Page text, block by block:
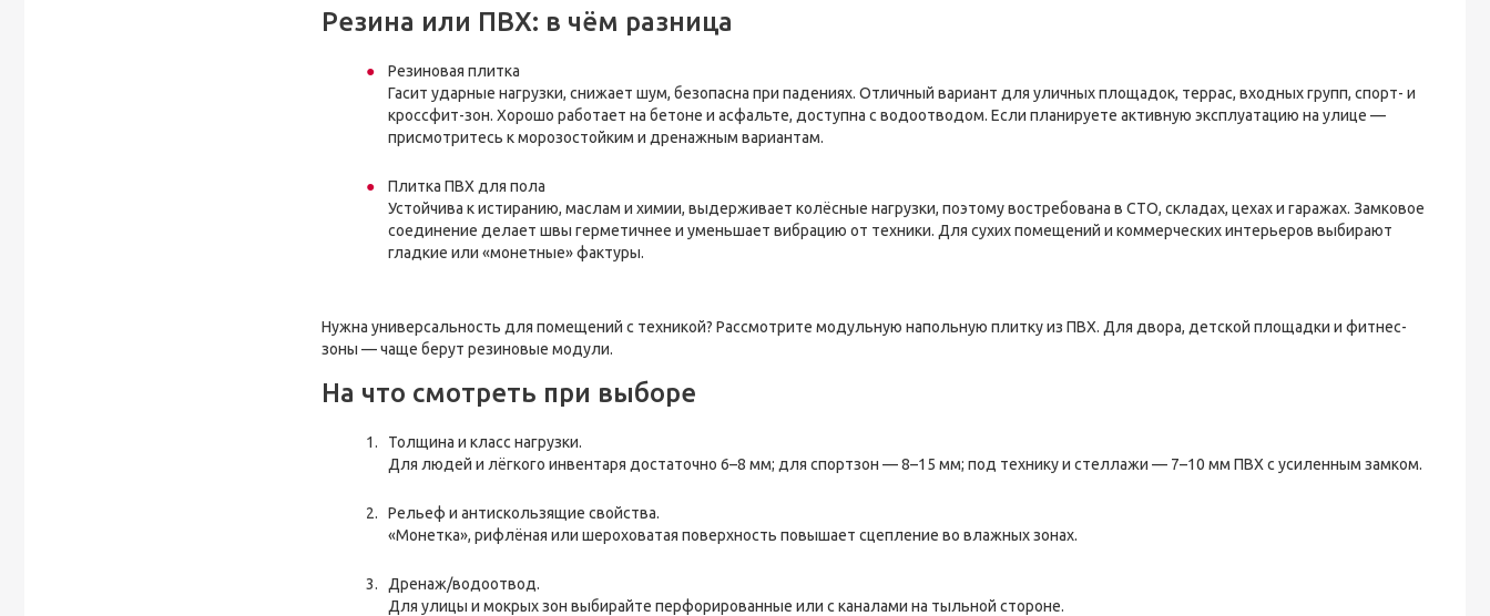
Резина или ПВХ: в чём разница
Резиновая плитка
Гасит ударные нагрузки, снижает шум, безопасна при падениях. Отличный вариант для уличных площадок, террас, входных групп, спорт- и
кроссфит-зон. Хорошо работает на бетоне и асфальте, доступна с водоотводом. Если планируете активную эксплуатацию на улице —
присмотритесь к морозостойким и дренажным вариантам.
Плитка ПВХ для пола
Устойчива к истиранию, маслам и химии, выдерживает колёсные нагрузки, поэтому востребована в СТО, складах, цехах и гаражах. Замковое
соединение делает швы герметичнее и уменьшает вибрацию от техники. Для сухих помещений и коммерческих интерьеров выбирают
гладкие или «монетные» фактуры.
Нужна универсальность для помещений с техникой? Рассмотрите модульную напольную плитку из ПВХ. Для двора, детской площадки и фитнес-
зоны — чаще берут резиновые модули.
На что смотреть при выборе
Толщина и класс нагрузки.
Для людей и лёгкого инвентаря достаточно 6–8 мм; для спортзон — 8–15 мм; под технику и стеллажи — 7–10 мм ПВХ с усиленным замком.
Рельеф и антискользящие свойства.
«Монетка», рифлёная или шероховатая поверхность повышает сцепление во влажных зонах.
Дренаж/водоотвод.
Для улицы и мокрых зон выбирайте перфорированные или с каналами на тыльной стороне.